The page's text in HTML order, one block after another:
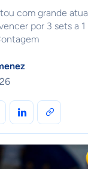
com grande
por 3 sets a